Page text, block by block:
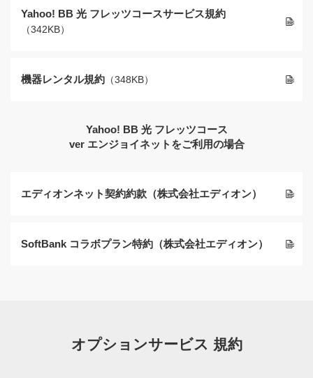
Yahoo! BB 光 フレッツコースサービス規約
（342KB）
機器レンタル規約 （348KB）
Yahoo! BB 光 フレッツコース
ver エンジョイネットをご利用の場合
エディオンネット契約約款（株式会社エディオン）
SoftBank コラボプラン特約（株式会社エディオン）
オプションサービス 規約